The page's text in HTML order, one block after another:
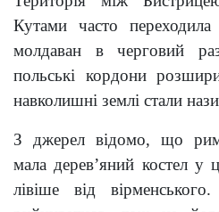
Кутами часто
молдаван в черговий
польські кордони
навколишні землі стали
З джерел відомо, що
мала дерев’яний костел у
лівіше від